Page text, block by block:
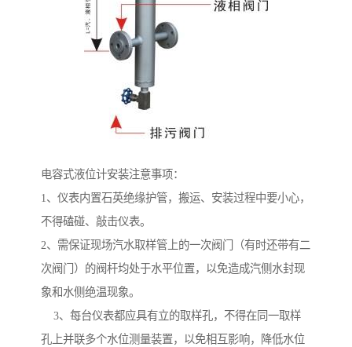
电容式液位计安装注意事项：
1、仪表内置石英绝缘护管，搬运、安装过程中要小心，
不得磕碰、敲击仪表。
2、需保证现场汽水取样管上的一次阀门（有时还带有二
次阀门）的阀杆均处于水平位置，以免造成汽侧水封现
象和水侧绝温现象。
3、每台仪表都应具有立的取样孔，不得在同一取样
孔上并联多个水位测量装置，以免相互影响，降低水位